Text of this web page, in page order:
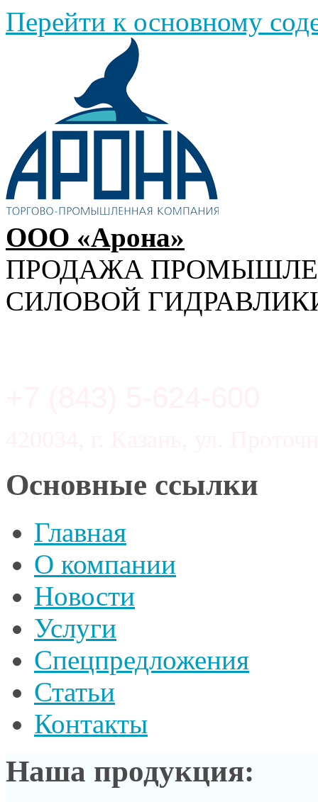
Перейти к основному
ООО «Арона»
ПРОДАЖА
СИЛОВОЙ
Основные ссылки
Главная
О компании
Новости
Услуги
Спецпредложения
Статьи
Контакты
Наша продукция: